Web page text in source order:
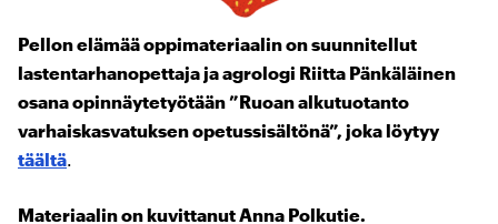
Pellon elämää oppimateriaalin on suunnitellut
lastentarhanopettaja ja agrologi Riitta Pänkäläinen
osana opinnäytetyötään ”Ruoan alkutuotanto
varhaiskasvatuksen opetussisältönä”, joka löytyy
täältä.
Materiaalin on kuvittanut Anna Polkutie.